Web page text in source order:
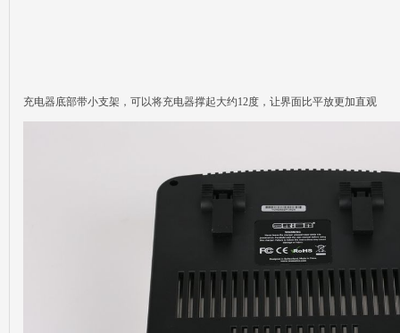
充电器底部带小支架，可以将充电器撑起大约12度，让界面比平放更加直观